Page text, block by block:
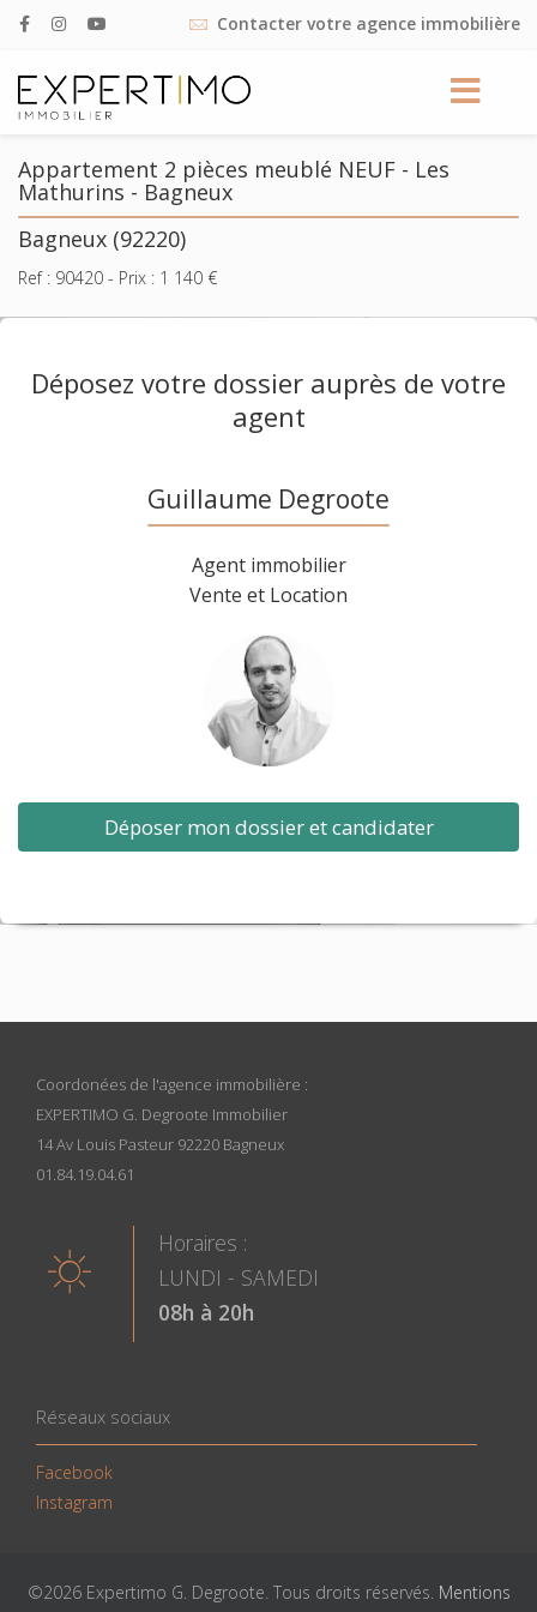
Contacter votre agence immobilière
Appartement 2 pièces meublé NEUF - Les
Mathurins - Bagneux
Bagneux (92220)
Ref : 90420 - Prix : 1 140 €
Déposez votre dossier auprès de votre
agent
Guillaume Degroote
Agent immobilier
Vente et Location
Déposer mon dossier et candidater
Coordonées de l'agence immobilière :
EXPERTIMO G. Degroote Immobilier
14 Av Louis Pasteur 92220 Bagneux
01.84.19.04.61
Horaires :
LUNDI - SAMEDI
08h à 20h
Réseaux sociaux
Facebook
Instagram
©2026 Expertimo G. Degroote. Tous droits réservés. Mentions